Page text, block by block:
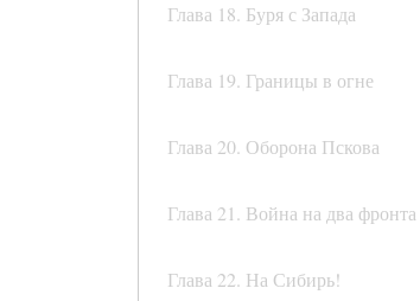
Глава 18. Буря с Запада
Глава 19. Границы в огне
Глава 20. Оборона Пскова
Глава 21. Война на два фронта
Глава 22. На Сибирь!